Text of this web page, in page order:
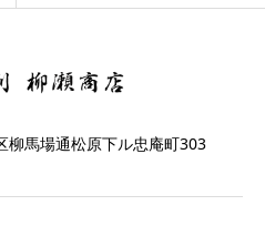
柳馬場通松原下ル忠庵町303